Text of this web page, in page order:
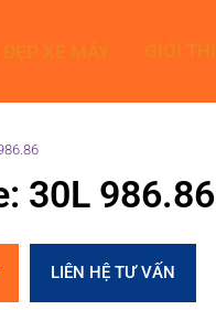
30L 986.86
LIÊN HỆ TƯ VẤN